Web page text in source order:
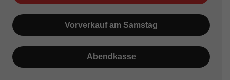
Vorverkauf am Samstag
Abendkasse